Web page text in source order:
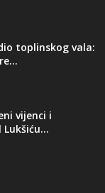
toplinskog vala:
vijenci i